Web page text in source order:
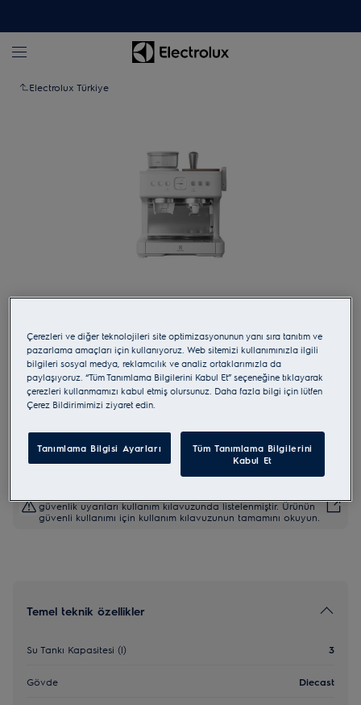
Electrolux Türkiye
E8EC1-8SW
800 Series
güvenlik uyarıları kullanım kılavuzunda listelenmiştir. Ürünün
güvenli kullanımı için kullanım kılavuzunun tamamını okuyun.
Temel teknik özellikler
Su Tankı Kapasitesi (l) 3
Gövde Diecast
Çerezleri ve diğer teknolojileri site optimizasyonunun yanı sıra tanıtım ve
pazarlama amaçları için kullanıyoruz. Web sitemizi kullanımınızla ilgili
bilgileri sosyal medya, reklamcılık ve analiz ortaklarımızla da
paylaşıyoruz. “Tüm Tanımlama Bilgilerini Kabul Et” seçeneğine tıklayarak
çerezleri kullanmamızı kabul etmiş olursunuz. Daha fazla bilgi için lütfen
Çerez Bildirimimizi ziyaret edin.
Tanımlama Bilgisi Ayarları
Tüm Tanımlama Bilgilerini
Kabul Et